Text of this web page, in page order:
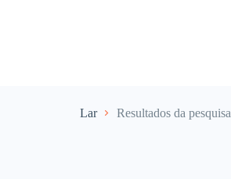
Lar Resultados da pesquisa